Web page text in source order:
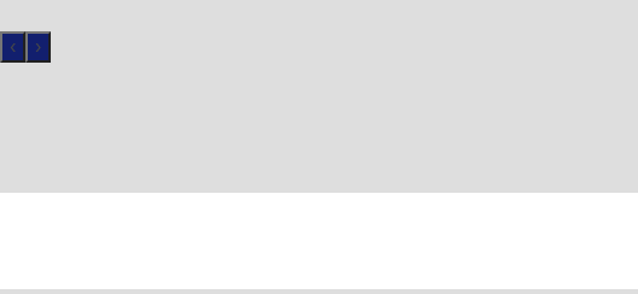
‹ ›